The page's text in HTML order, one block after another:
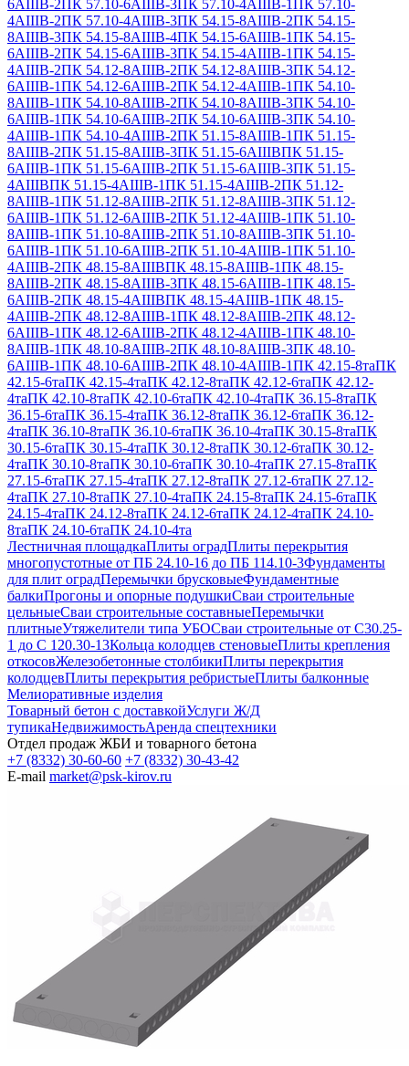
6АIIIВ-2 ПК 57.10-6АIIIВ-3 ПК 57.10-4АIIIВ-1
ПК 57.10-
4АIIIВ-2ПК 57.10-4АIIIВ-3ПК 54.15-8АIIIВ-2ПК 54.15-
8АIIIВ-3ПК 54.15-8АIIIВ-4ПК 54.15-6АIIIВ-1ПК 54.15-
6АIIIВ-2ПК 54.15-6АIIIВ-3ПК 54.15-4АIIIВ-1ПК 54.15-
4АIIIВ-2ПК 54.12-8АIIIВ-2ПК 54.12-8АIIIВ-3ПК 54.12-
6АIIIВ-1ПК 54.12-6АIIIВ-2ПК 54.12-4АIIIВ-1ПК 54.10-
8АIIIВ-1ПК 54.10-8АIIIВ-2ПК 54.10-8АIIIВ-3ПК 54.10-
6АIIIВ-1ПК 54.10-6АIIIВ-2ПК 54.10-6АIIIВ-3ПК 54.10-
4АIIIВ-1ПК 54.10-4АIIIВ-2ПК 51.15-8АIIIВ-1ПК 51.15-
8АIIIВ-2ПК 51.15-8АIIIВ-3ПК 51.15-6АIIIВПК 51.15-
6АIIIВ-1ПК 51.15-6АIIIВ-2ПК 51.15-6АIIIВ-3ПК 51.15-
4АIIIВПК 51.15-4АIIIВ-1ПК 51.15-4АIIIВ-2ПК 51.12-
8АIIIВ-1ПК 51.12-8АIIIВ-2ПК 51.12-8АIIIВ-3ПК 51.12-
6АIIIВ-1ПК 51.12-6АIIIВ-2ПК 51.12-4АIIIВ-1ПК 51.10-
8АIIIВ-1ПК 51.10-8АIIIВ-2ПК 51.10-8АIIIВ-3ПК 51.10-
6АIIIВ-1ПК 51.10-6АIIIВ-2ПК 51.10-4АIIIВ-1ПК 51.10-
4АIIIВ-2ПК 48.15-8АIIIВПК 48.15-8АIIIВ-1ПК 48.15-
8АIIIВ-2ПК 48.15-8АIIIВ-3ПК 48.15-6АIIIВ-1ПК 48.15-
6АIIIВ-2ПК 48.15-4АIIIВПК 48.15-4АIIIВ-1ПК 48.15-
4АIIIВ-2ПК 48.12-8АIIIВ-1ПК 48.12-8АIIIВ-2ПК 48.12-
6АIIIВ-1ПК 48.12-6АIIIВ-2ПК 48.12-4АIIIВ-1ПК 48.10-
8АIIIВ-1ПК 48.10-8АIIIВ-2ПК 48.10-8АIIIВ-3ПК 48.10-
6АIIIВ-1ПК 48.10-6АIIIВ-2ПК 48.10-4АIIIВ-1ПК 42.15-8таПК
42.15-6таПК 42.15-4таПК 42.12-8таПК 42.12-6таПК 42.12-
4таПК 42.10-8таПК 42.10-6таПК 42.10-4таПК 36.15-8таПК
36.15-6таПК 36.15-4таПК 36.12-8таПК 36.12-6таПК 36.12-
4таПК 36.10-8таПК 36.10-6таПК 36.10-4таПК 30.15-8таПК
30.15-6таПК 30.15-4таПК 30.12-8таПК 30.12-6таПК 30.12-
4таПК 30.10-8таПК 30.10-6таПК 30.10-4таПК 27.15-8таПК
27.15-6таПК 27.15-4таПК 27.12-8таПК 27.12-6таПК 27.12-
4таПК 27.10-8таПК 27.10-4таПК 24.15-8таПК 24.15-6таПК
24.15-4таПК 24.12-8таПК 24.12-6таПК 24.12-4таПК 24.10-
8таПК 24.10-6таПК 24.10-4та
Лестничная площадкаПлиты оградПлиты перекрытия
многопустотные от ПБ 24.10-16 до ПБ 114.10-3Фундаменты
для плит оградПеремычки брусковыеФундаментные
балкиПрогоны и опорные подушкиСваи строительные
цельныеСваи строительные составныеПеремычки
плитныеУтяжелители типа УБОСваи строительные от С30.25-
1 до С 120.30-13Кольца колодцев стеновыеПлиты крепления
откосовЖелезобетонные столбикиПлиты перекрытия
колодцевПлиты перекрытия ребристыеПлиты балконные
Мелиоративные изделия
Товарный бетон с доставкойУслуги Ж/Д
тупикаНедвижимостьАренда спецтехники
Отдел продаж ЖБИ и товарного бетона
+7 (8332) 30-60-60 +7 (8332) 30-43-42
E-mail market@psk-kirov.ru